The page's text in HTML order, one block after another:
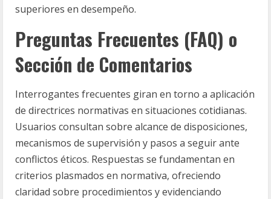
superiores en desempeño.
Preguntas Frecuentes (FAQ) o
Sección de Comentarios
Interrogantes frecuentes giran en torno a aplicación
de directrices normativas en situaciones cotidianas.
Usuarios consultan sobre alcance de disposiciones,
mecanismos de supervisión y pasos a seguir ante
conflictos éticos. Respuestas se fundamentan en
criterios plasmados en normativa, ofreciendo
claridad sobre procedimientos y evidenciando